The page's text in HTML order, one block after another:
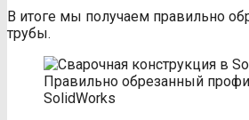
В итоге мы получаем правильно
трубы.
Правильно обрезанный
SolidWorks